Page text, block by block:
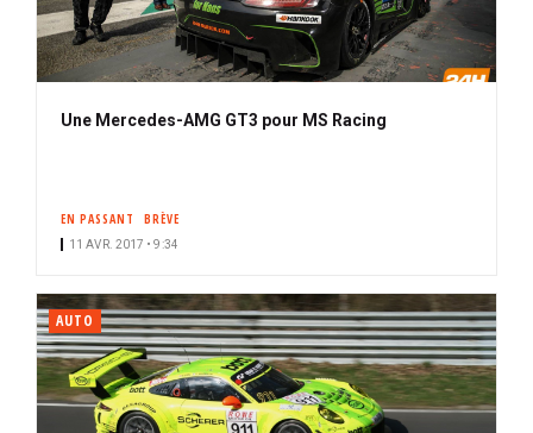
Une Mercedes-AMG GT3 pour MS Racing
EN PASSANT BRÈVE
11 AVR. 2017 • 9:34
AUTO